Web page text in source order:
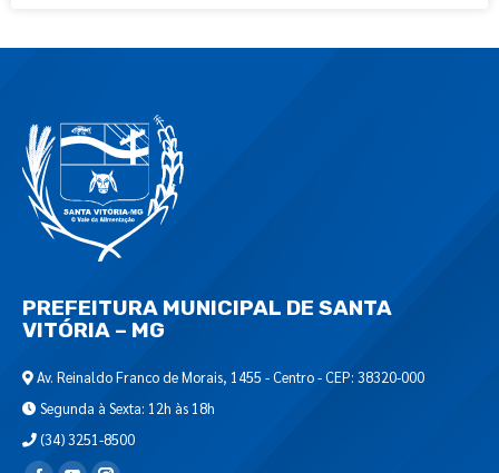
PREFEITURA MUNICIPAL DE SANTA
VITÓRIA – MG
Av. Reinaldo Franco de Morais, 1455 - Centro - CEP: 38320-000
Segunda à Sexta: 12h às 18h
(34) 3251-8500